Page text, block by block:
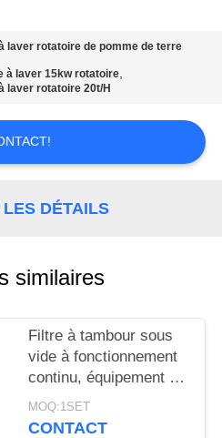
laver rotatoire de pomme de terre
à laver 15kw rotatoire,
laver rotatoire 20t/H
DÉTAILS
similaires
Filtre à tambour sous
vide à fonctionnement
continu, équipement de
déshydratation à
fonctionnement stable
MOQ:1SET
CONTACT